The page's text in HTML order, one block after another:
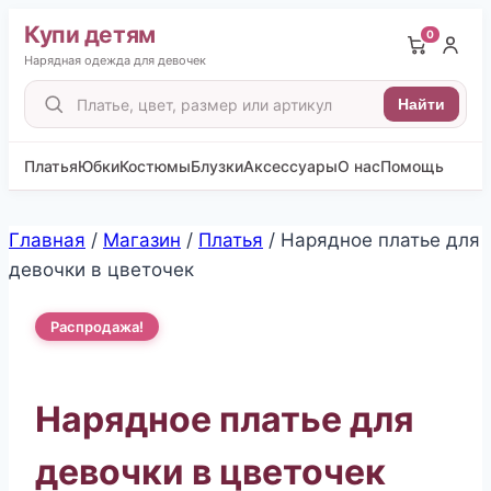
Купи детям
Нарядная одежда для девочек
Поиск
товаров
Найти
0
ПлатьяЮбкиКостюмыБлузкиАксессуарыО насПомощь
Перейти
к
Главная / Магазин / Платья / Нарядное платье для
девочки в цветочек
Распродажа!
Нарядное платье для
девочки в цветочек